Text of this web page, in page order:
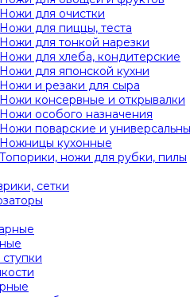
Ножи для очистки
Ножи для пиццы, теста
Ножи для тонкой нарезки
Ножи для хлеба, кондитерские
Ножи для японской кухни
Ножи и резаки для сыра
Ножи консервные и открывалки
Ножи особого назначения
Ножи поварские и
Ножницы кухонные
Топорики, ножи для рубки, пилы
сетки